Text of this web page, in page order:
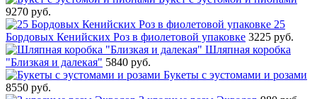
9270 руб.
25
Бордовых Кенийских Роз в фиолетовой упаковке 3225 руб.
Шляпная коробка
"Близкая и далекая" 5840 руб.
Букеты с эустомами и розами
8550 руб.